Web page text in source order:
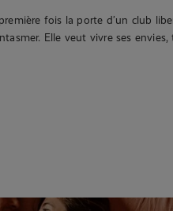
fois la porte d’un club
Elle veut vivre ses envies,